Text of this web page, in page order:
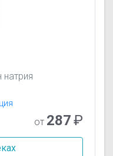
от 287₽